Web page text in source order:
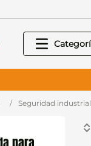
Seguridad industrial